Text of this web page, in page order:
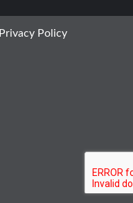
Privacy Policy